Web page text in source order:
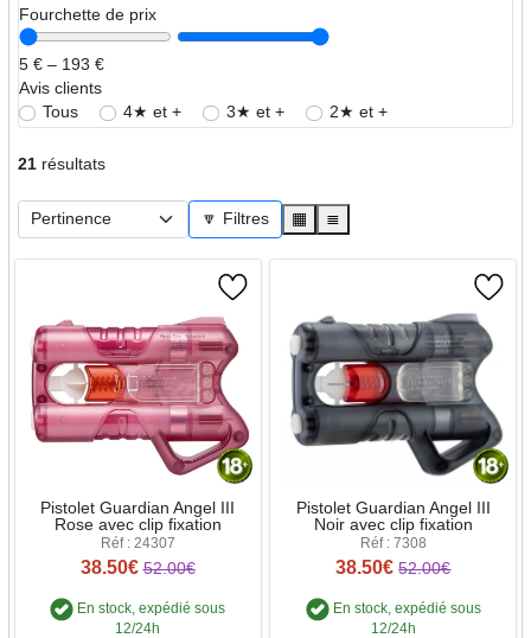
Fourchette de prix
5 € – 193 €
Avis clients
Tous
4★ et + 3★ et + 2★ et +
21résultats
🔽 Filtres ▦ ≣
Pistolet Guardian Angel III
Rose avec clip fixation
Réf : 24307
38.50€ 52.00€
En stock, expédié sous
12/24h
Pistolet Guardian Angel III
Noir avec clip fixation
Réf : 7308
38.50€ 52.00€
En stock, expédié sous
12/24h